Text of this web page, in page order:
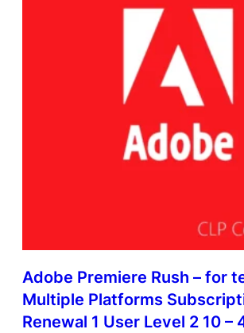
Adobe Premiere Rush – for
Multiple Platforms
Renewal 1 User Level 2 10 –